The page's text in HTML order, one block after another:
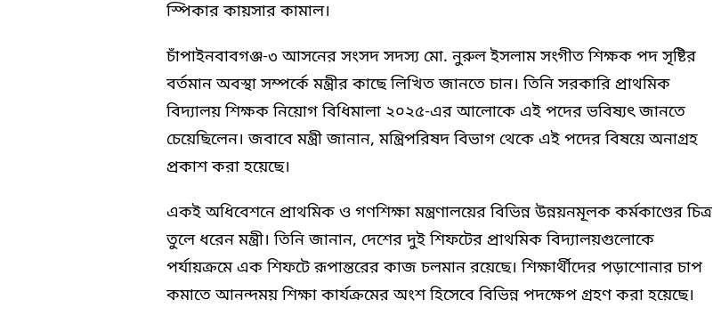
স্পিকার কায়সার কামাল।
চাঁপাইনবাবগঞ্জ-৩ আসনের সংসদ সদস্য মো. নুরুল ইসলাম সংগীত শিক্ষক পদ সৃষ্টির
বর্তমান অবস্থা সম্পর্কে মন্ত্রীর কাছে লিখিত জানতে চান। তিনি সরকারি প্রাথমিক
বিদ্যালয় শিক্ষক নিয়োগ বিধিমালা ২০২৫-এর আলোকে এই পদের ভবিষ্যৎ জানতে
চেয়েছিলেন। জবাবে মন্ত্রী জানান, মন্ত্রিপরিষদ বিভাগ থেকে এই পদের বিষয়ে অনাগ্রহ
প্রকাশ করা হয়েছে।
একই অধিবেশনে প্রাথমিক ও গণশিক্ষা মন্ত্রণালয়ের বিভিন্ন উন্নয়নমূলক কর্মকাণ্ডের চিত্র
তুলে ধরেন মন্ত্রী। তিনি জানান, দেশের দুই শিফটের প্রাথমিক বিদ্যালয়গুলোকে
পর্যায়ক্রমে এক শিফটে রূপান্তরের কাজ চলমান রয়েছে। শিক্ষার্থীদের পড়াশোনার চাপ
কমাতে আনন্দময় শিক্ষা কার্যক্রমের অংশ হিসেবে বিভিন্ন পদক্ষেপ গ্রহণ করা হয়েছে।